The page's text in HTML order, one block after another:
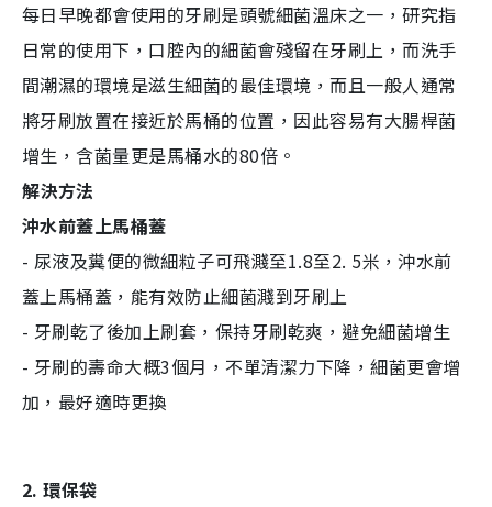
每日早晚都會使用的牙刷是頭號細菌溫床之一，研究指
日常的使用下，口腔內的細菌會殘留在牙刷上，而洗手
間潮濕的環境是滋生細菌的最佳環境，而且一般人通常
將牙刷放置在接近於馬桶的位置，因此容易有大腸桿菌
增生，含菌量更是馬桶水的80倍。
解決方法
沖水前蓋上馬桶蓋
- 尿液及糞便的微細粒子可飛濺至1.8至2. 5米，沖水前
蓋上馬桶蓋，能有效防止細菌濺到牙刷上
- 牙刷乾了後加上刷套，保持牙刷乾爽，避免細菌增生
- 牙刷的壽命大概3個月，不單清潔力下降，細菌更會增
加，最好適時更換
2. 環保袋